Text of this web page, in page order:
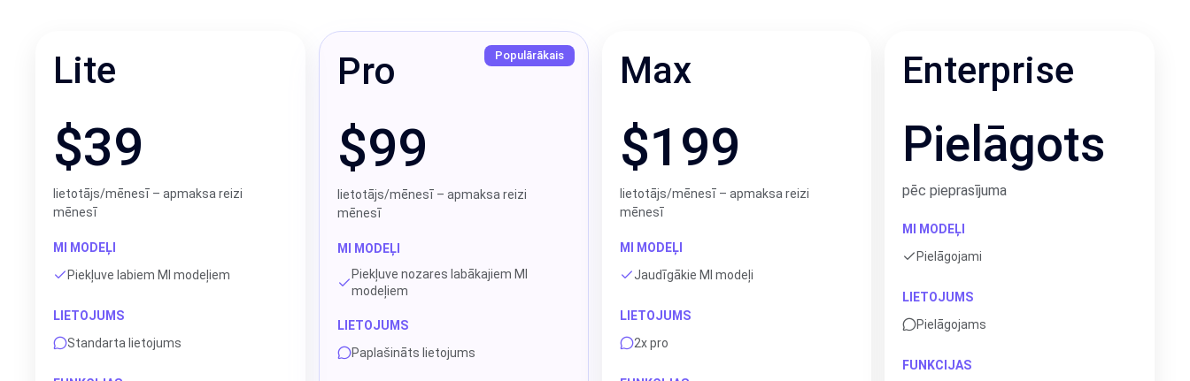
Lite
$39
lietotājs/mēnesī – apmaksa reizi
mēnesī
MI MODEĻI
Piekļuve labiem MI modeļiem
LIETOJUMS
Standarta lietojums
Pro Populārākais
$99
lietotājs/mēnesī – apmaksa reizi
mēnesī
MI MODEĻI
Piekļuve nozares labākajiem MI
modeļiem
LIETOJUMS
Paplašināts lietojums
Max
$199
lietotājs/mēnesī – apmaksa reizi
mēnesī
MI MODEĻI
Jaudīgākie MI modeļi
LIETOJUMS
2x pro
Enterprise
Pielāgots
pēc pieprasījuma
MI MODEĻI
Pielāgojami
LIETOJUMS
Pielāgojams
FUNKCIJAS